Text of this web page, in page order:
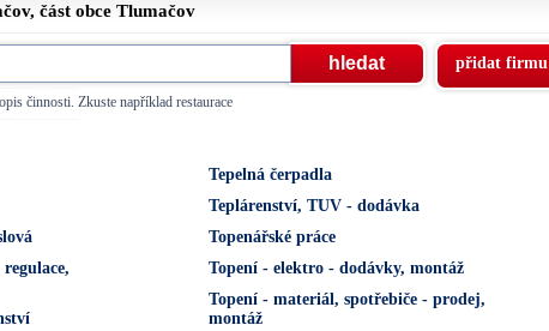
část obce Tlumačov
činnosti. Zkuste například restaurace
přidat firmu
Tepelná čerpadla
Teplárenství, TUV - dodávka
Topenářské práce
Topení - elektro - dodávky, montáž
Topení - materiál, spotřebiče - prodej,
montáž